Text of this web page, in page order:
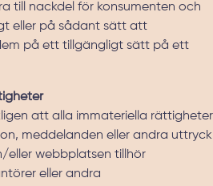
till nackdel för konsumenten och
eller på sådant sätt att
på ett tillgängligt sätt på ett
att alla immateriella rättigheter
meddelanden eller andra uttryck
eller webbplatsen tillhör
eller andra